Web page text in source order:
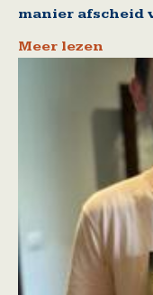
manier afscheid
Meer lezen